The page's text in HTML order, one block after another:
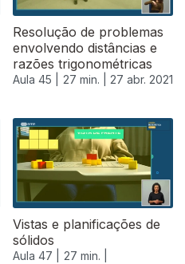
Resolução de problemas
envolvendo distâncias e
razões trigonométricas
Aula 45 | 27 min. | 27 abr. 2021
Vistas e planificações de
sólidos
Aula 47 |
27 min. |